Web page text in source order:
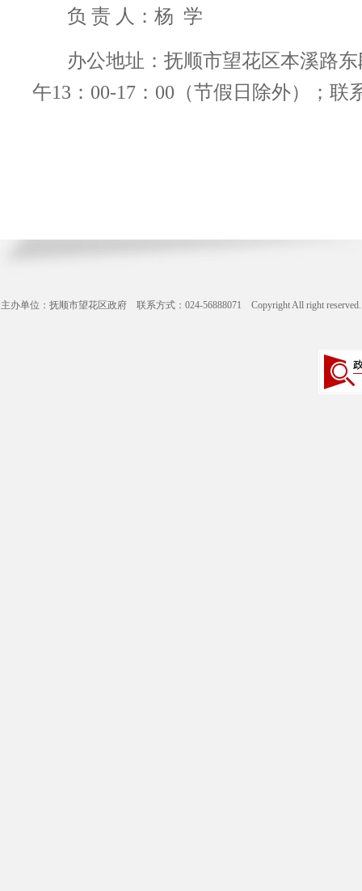
负 责 人：杨 学
办公地址：抚顺市望花区本溪路
午13：00-17：00（节假日除外）；联
主办单位：抚顺市望花区政府 联系方式：024-56888071 Copyright All right